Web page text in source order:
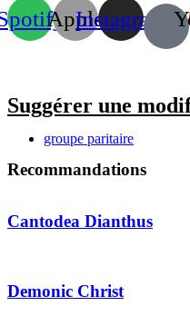
AppleInstagram
Suggérer une
groupe paritaire
Recommandations
Cantodea Dianthus
Demonic Christ